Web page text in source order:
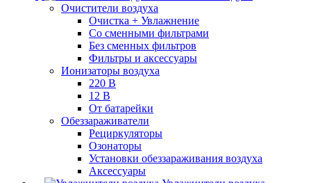
Очистители воздуха
Очистка + Увлажнение
Cо сменными фильтрами
Без сменных фильтров
Фильтры и аксессуары
Ионизаторы воздуха
220 В
12 В
От батарейки
Обеззараживатели
Рециркуляторы
Озонаторы
Установки обеззараживания воздуха
Аксессуары